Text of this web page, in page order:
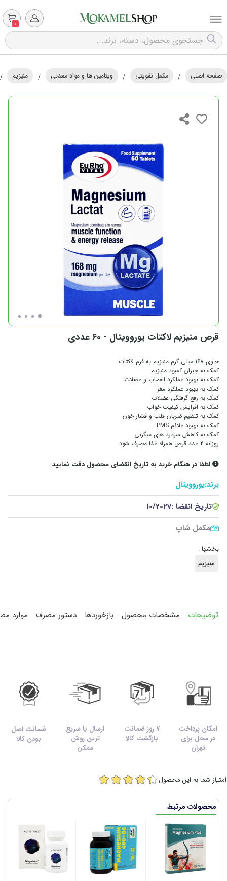
0
صفحه اصلی / مکمل تقویتی / ویتامین ها و مواد معدنی / منیزیم /
قرص منیزیم لاکتات یوروویتال - 60 عددی
حاوی 168 میلی گرم منیزیم به فرم لاکتات
کمک به جبران کمبود منیزیم
کمک به بهبود عملکرد اعصاب و عضلات
کمک به بهبود عملکرد مغز
کمک به رفع گرفتگی عضلات
کمک به افزایش کیفیت خواب
کمک به تنظیم ضربان قلب و فشار خون
کمک به بهبود علائم PMS
کمک به کاهش سردرد های میگرنی
روزانه 2 عدد قرص همراه غذا مصرف شود.
لطفا در هنگام خرید به تاریخ انقضای محصول دقت نمایید.
برند:یوروویتال
تاریخ انقضا :10/2027
مکمل شاپ
بخشها :
منیزیم
توضیحات مشخصات محصول بازخوردها دستور مصرف موارد
امکان پرداخت
در محل برای
تهران
7 روز ضمانت
بازگشت کالا
ارسال با سریع
ترین روش
ممکن
ضمانت اصل
بودن کالا
امتیاز شما به این محصول
محصولات مرتبط